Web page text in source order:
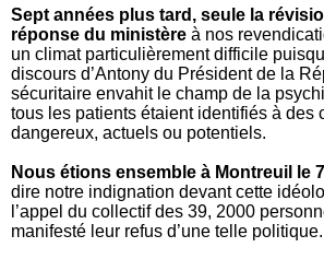
Sept années plus tard, seule la
réponse du ministère à nos
un climat particulièrement difficile
discours d’Antony du Président de la
sécuritaire envahit le champ de la
tous les patients étaient identifiés à des
dangereux, actuels ou potentiels.
Nous étions ensemble à Montreuil le
dire notre indignation devant cette
l’appel du collectif des 39, 2000
manifesté leur refus d’une telle politique.